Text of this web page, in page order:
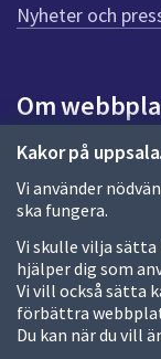
Kakor på
Vi använder
ska fungera.
Vi skulle vilja
hjälper dig som
Vi vill också sätta
förbättra
Du kan när du vill
Nyheter och
Om
Om webbplatsen
Allmänna
Behandling av
Kakor
Språk (other